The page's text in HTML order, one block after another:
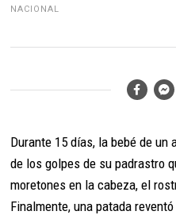
NACIONAL
Durante 15 días, la bebé de
de los golpes de su padrastro
moretones en la cabeza, el
Finalmente, una patada